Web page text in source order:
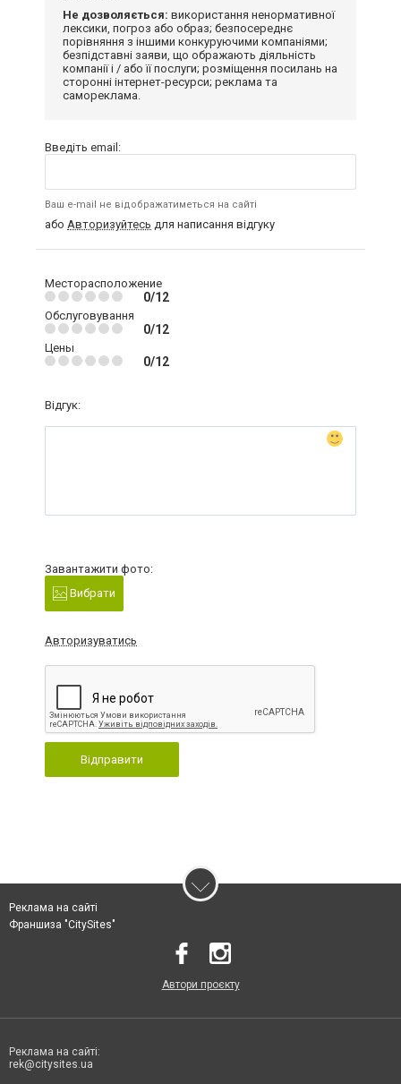
Не дозволяється: використання ненормативної
лексики, погроз або образ; безпосереднє
порівняння з іншими конкуруючими компаніями;
безпідставні заяви, що ображають діяльність
компанії і / або її послуги; розміщення посилань на
сторонні інтернет-ресурси; реклама та
самореклама.
Введіть email:
Ваш e-mail не відображатиметься на сайті
або Авторизуйтесь для написання відгуку
Месторасположение
0/12
Обслуговування
0/12
Цены
0/12
Відгук:
Завантажити фото:
Вибрати
Авторизуватись
Відправити
Реклама на сайті
Франшиза "CitySites"
Автори проєкту
Реклама на сайті:
rek@citysites.ua